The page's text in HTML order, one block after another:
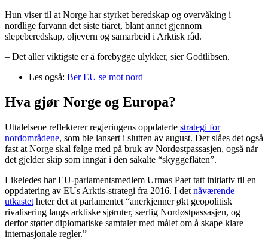
Hun viser til at Norge har styrket beredskap og overvåking i
nordlige farvann det siste tiåret, blant annet gjennom
slepeberedskap, oljevern og samarbeid i Arktisk råd.
– Det aller viktigste er å forebygge ulykker, sier Godtlibsen.
Les også: Ber EU se mot nord
Hva gjør Norge og Europa?
Uttalelsene reflekterer regjeringens oppdaterte strategi for
nordområdene, som ble lansert i slutten av august. Der slåes det også
fast at Norge skal følge med på bruk av Nordøstpassasjen, også når
det gjelder skip som inngår i den såkalte “skyggeflåten”.
Likeledes har EU-parlamentsmedlem Urmas Paet tatt initiativ til en
oppdatering av EUs Arktis-strategi fra 2016. I det nåværende
utkastet heter det at parlamentet “anerkjenner økt geopolitisk
rivalisering langs arktiske sjøruter, særlig Nordøstpassasjen, og
derfor støtter diplomatiske samtaler med målet om å skape klare
internasjonale regler.”